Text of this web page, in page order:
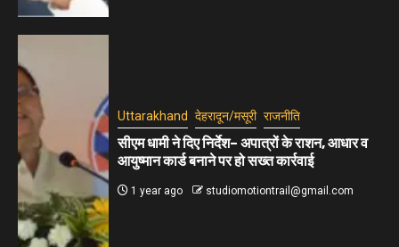
Uttarakhand देहरादून/मसूरी राजनीति
सीएम धामी ने दिए निर्देश– अपात्रों के राशन, आधार व
आयुष्मान कार्ड बनाने पर हो सख्त कार्रवाई
1 year ago studiomotiontrail@gmail.com